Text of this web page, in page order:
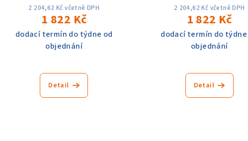
2 204,62 Kč včetně DPH
1 822 Kč
dodací termín do týdne od
objednání
Detail
2 204,62 Kč včetně DPH
1 822 Kč
dodací termín do
objednání
Detail